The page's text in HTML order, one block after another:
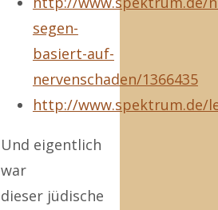
segen-
basiert-auf-
nervenschaden/1366435
http://www.spektrum.de/
Und eigentlich
war
dieser jüdische